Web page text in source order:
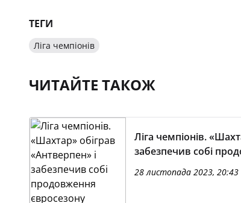
ТЕГИ
Ліга чемпіонів
ЧИТАЙТЕ ТАКОЖ
Ліга чемпіонів.
забезпечив собі
28 листопада 2023, 20:43